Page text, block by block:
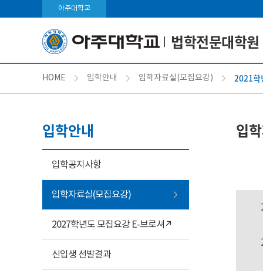
아주대학교
법학전문대학원
HOME 입학안내 입학자료실(모집요강) 2021학
입학안내
입학공지사항
입학자료실(모집요강)
2027학년도 모집요강 E-브로셔↗
신입생 선발결과
입